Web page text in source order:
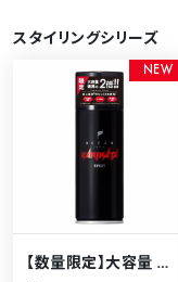
スタイリングシリーズ
N EW
【数量限定】大容量 バリカタスプレー 280g